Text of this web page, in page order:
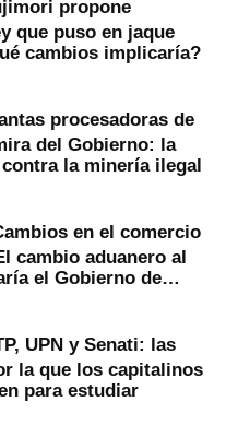
propone
que puso en jaque
cambios implicaría?
procesadoras de
del Gobierno: la
la minería ilegal
en el comercio
cambio aduanero al
el Gobierno de
UPN y Senati: las
la que los capitalinos
para estudiar